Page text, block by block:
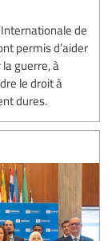
de
permis d’aider
la guerre, à
le droit à
dures.